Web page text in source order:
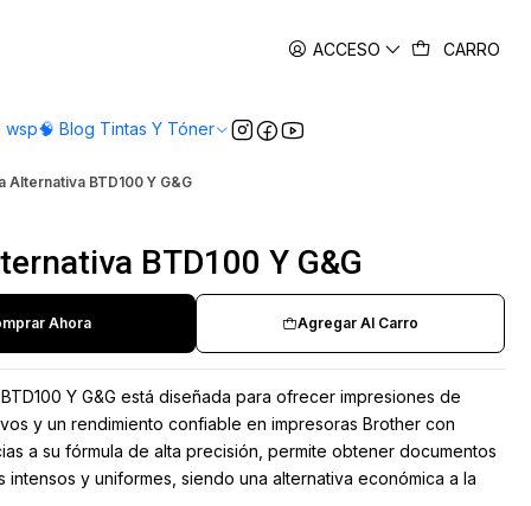
ACCESO CARRO
wsp🧠 Blog Tintas Y Tóner
Alternativa BTD100 Y G&G
BTD100 Y G&G
Agregar Al Carro
Ahora
Y G&G está diseñada para ofrecer impresiones de
y un rendimiento confiable en impresoras Brother con
a su fórmula de alta precisión, permite obtener documentos
y uniformes, siendo una alternativa económica a la